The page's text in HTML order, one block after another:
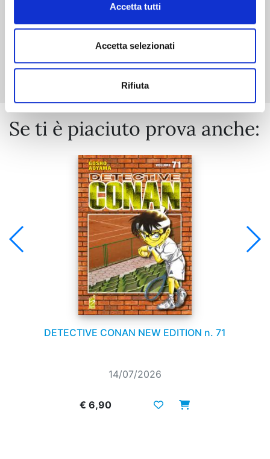
Accetta tutti
Accetta selezionati
Rifiuta
Mostra tutto
Se ti è piaciuto prova anche:
DETECTIVE CONAN NEW EDITION n. 71
14/07/2026
€ 6,90